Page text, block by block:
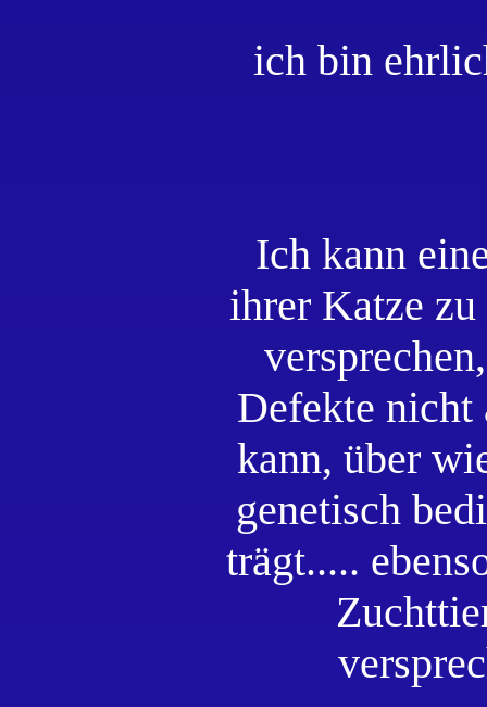
ich bin
Ich kann
ihrer Katze
Defekte nicht
kann, über
genetisch
trägt.....